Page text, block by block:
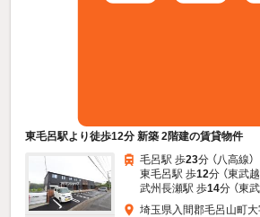
東毛呂駅より徒歩12分 新築 2階建の賃貸物件
毛呂駅 歩23分 （八高線）
東毛呂駅 歩12分 （東武越
武州長瀬駅 歩14分 （東
埼玉県入間郡毛呂山町